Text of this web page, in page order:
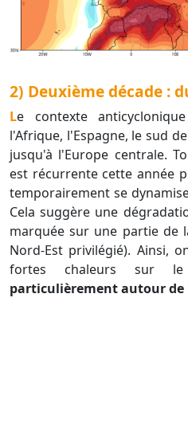
2) Deuxième décade :
Le contexte anticyclonique devrait persister entre
l'Afrique, l'Espagne, le sud
jusqu'à l'Europe centrale.
est récurrente cette année
temporairement se
Cela suggère une
marquée sur une partie de
Nord-Est privilégié). Ainsi,
fortes chaleurs sur
particulièrement autour de